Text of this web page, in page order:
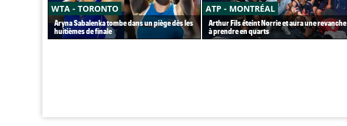
WTA - TORONTO
Aryna Sabalenka tombe dans un piège dès les
huitièmes de finale
ATP - MONTRÉAL
Arthur Fils éteint Norrie et aura une revanche
à prendre en quarts